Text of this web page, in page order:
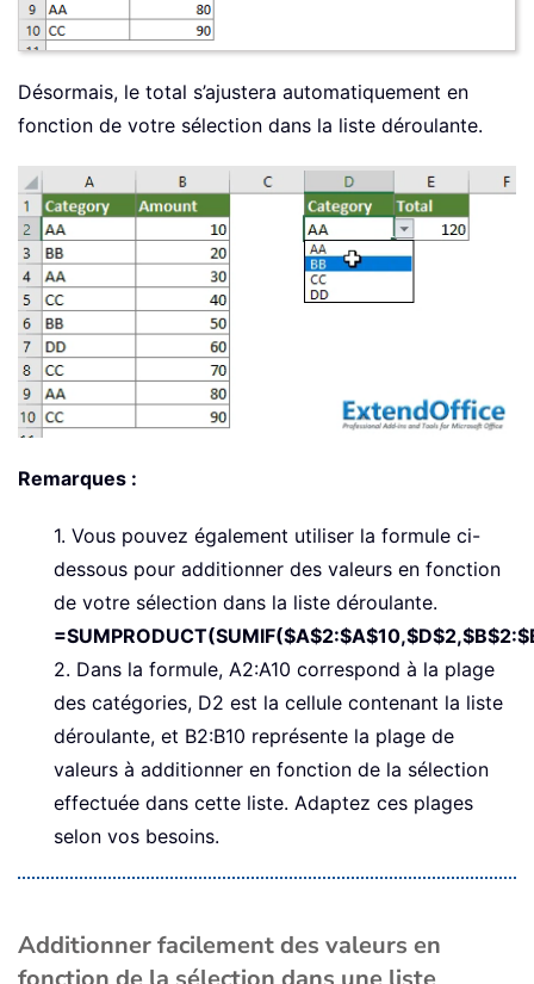
Désormais, le total s’ajustera automatiquement en
fonction de votre sélection dans la liste déroulante.
Remarques :
1. Vous pouvez également utiliser la formule ci-
dessous pour additionner des valeurs en fonction
de votre sélection dans la liste déroulante.
2. Dans la formule, A2:A10 correspond à la plage
des catégories, D2 est la cellule contenant la liste
déroulante, et B2:B10 représente la plage de
valeurs à additionner en fonction de la sélection
effectuée dans cette liste. Adaptez ces plages
selon vos besoins.
Additionner facilement des valeurs en